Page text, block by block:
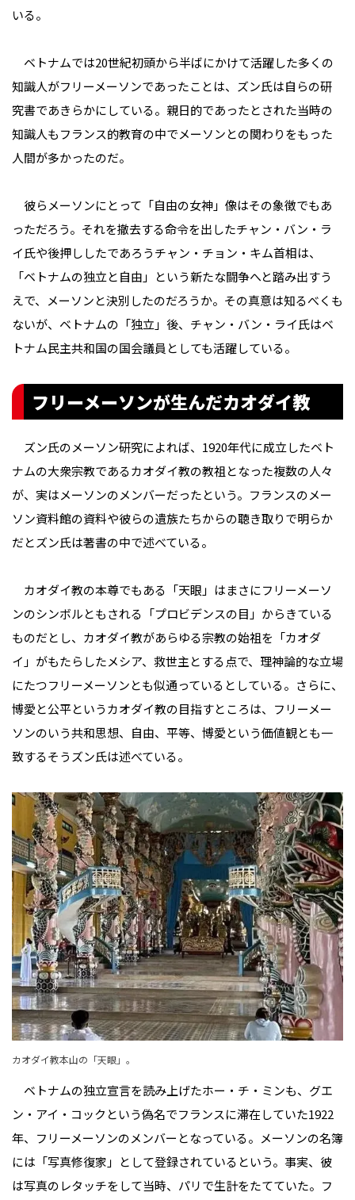
いる。
ベトナムでは20世紀初頭から半ばにかけて活躍した多くの
知識人がフリーメーソンであったことは、ズン氏は自らの研
究書であきらかにしている。親日的であったとされた当時の
知識人もフランス的教育の中でメーソンとの関わりをもった
人間が多かったのだ。
彼らメーソンにとって「自由の女神」像はその象徴でもあ
っただろう。それを撤去する命令を出したチャン・バン・ラ
イ氏や後押ししたであろうチャン・チョン・キム首相は、
「ベトナムの独立と自由」という新たな闘争へと踏み出すう
えで、メーソンと決別したのだろうか。その真意は知るべくも
ないが、ベトナムの「独立」後、チャン・バン・ライ氏はベ
トナム民主共和国の国会議員としても活躍している。
フリーメーソンが生んだカオダイ教
ズン氏のメーソン研究によれば、1920年代に成立したベト
ナムの大衆宗教であるカオダイ教の教祖となった複数の人々
が、実はメーソンのメンバーだったという。フランスのメー
ソン資料館の資料や彼らの遺族たちからの聴き取りで明らか
だとズン氏は著書の中で述べている。
カオダイ教の本尊でもある「天眼」はまさにフリーメーソ
ンのシンボルともされる「プロビデンスの目」からきている
ものだとし、カオダイ教があらゆる宗教の始祖を「カオダ
イ」がもたらしたメシア、救世主とする点で、理神論的な立場
にたつフリーメーソンとも似通っているとしている。さらに、
博愛と公平というカオダイ教の目指すところは、フリーメー
ソンのいう共和思想、自由、平等、博愛という価値観とも一
致する――そうズン氏は述べている。
カオダイ教本山の「天眼」。
ベトナムの独立宣言を読み上げたホー・チ・ミンも、グエ
ン・アイ・コックという偽名でフランスに滞在していた1922
年、フリーメーソンのメンバーとなっている。メーソンの名簿
には「写真修復家」として登録されているという。事実、彼
は写真のレタッチをして当時、パリで生計をたてていた。フ